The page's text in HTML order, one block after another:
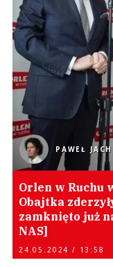
PAWEŁ
Orlen w Ruchu
Obajtka
zamknięto już
NAS]
24.05.2024 / 13:58